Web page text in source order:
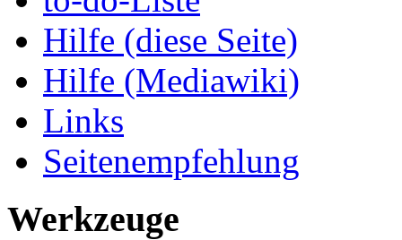
Hilfe (diese Seite)
Hilfe (Mediawiki)
Links
Seitenempfehlung
Werkzeuge